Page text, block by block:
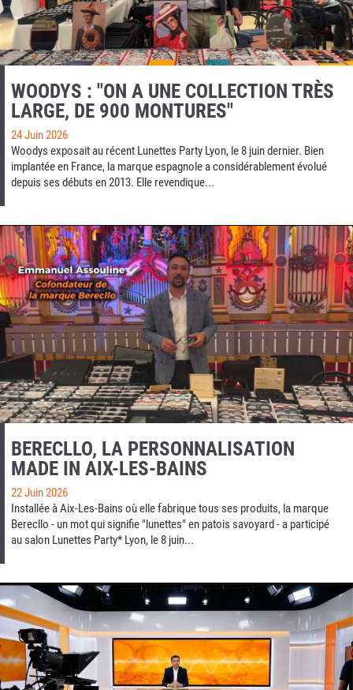
WOODYS : "ON A UNE COLLECTION TRÈS
LARGE, DE 900 MONTURES"
24 Juin 2026
Woodys exposait au récent Lunettes Party Lyon, le 8 juin dernier. Bien
implantée en France, la marque espagnole a considérablement évolué
depuis ses débuts en 2013. Elle revendique...
BERECLLO, LA PERSONNALISATION
MADE IN AIX-LES-BAINS
22 Juin 2026
Installée à Aix-Les-Bains où elle fabrique tous ses produits, la marque
Berecllo - un mot qui signifie "lunettes" en patois savoyard - a participé
au salon Lunettes Party* Lyon, le 8 juin...